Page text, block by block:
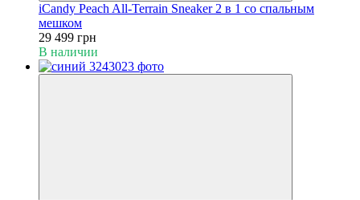
iCandy Peach All-Terrain Sneaker 2 в 1 со спальным
мешком
29 499 грн
В наличии